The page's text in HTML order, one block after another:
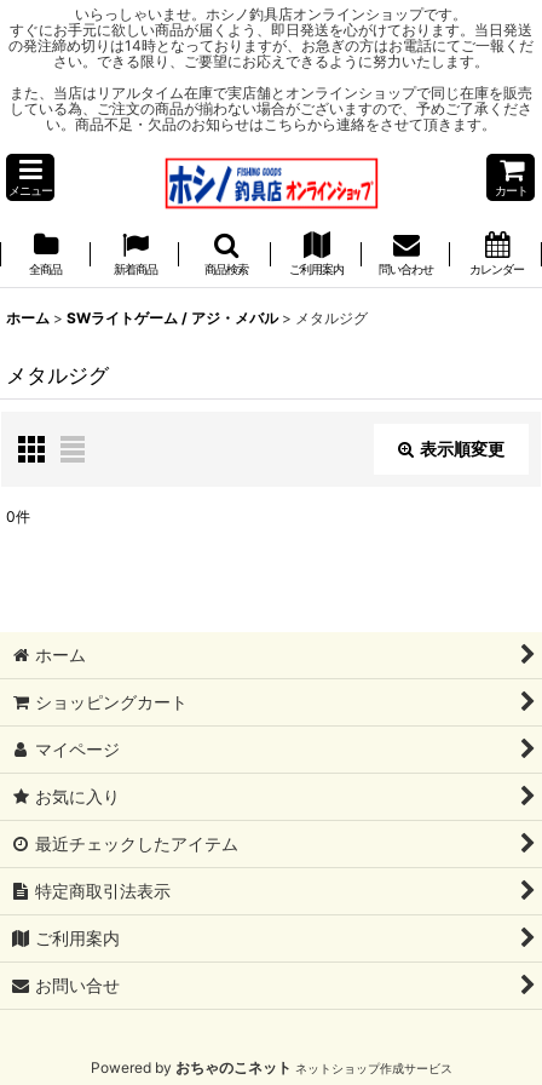
いらっしゃいませ。ホシノ釣具店オンラインショップです。
すぐにお手元に欲しい商品が届くよう、即日発送を心がけております。当日発送
の発注締め切りは14時となっておりますが、お急ぎの方はお電話にてご一報くだ
さい。できる限り、ご要望にお応えできるように努力いたします。
また、当店はリアルタイム在庫で実店舗とオンラインショップで同じ在庫を販売
している為、ご注文の商品が揃わない場合がございますので、予めご了承くださ
い。商品不足・欠品のお知らせはこちらから連絡をさせて頂きます。
メニュー カート
全商品 新着商品 商品検索 ご利用案内 問い合わせ カレンダー
ホーム > SWライトゲーム / アジ・メバル > メタルジグ
メタルジグ
表示順変更
0件
ホーム
ショッピングカート
マイページ
お気に入り
最近チェックしたアイテム
特定商取引法表示
ご利用案内
お問い合せ
Powered by おちゃのこネット ネットショップ作成サービス